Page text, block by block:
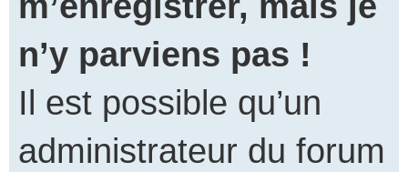
n’y parviens pas !
Il est possible qu’un
administrateur du forum